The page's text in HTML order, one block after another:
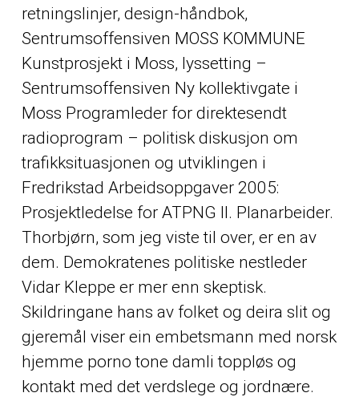
retningslinjer, design-håndbok,
Sentrumsoffensiven MOSS KOMMUNE
Kunstprosjekt i Moss, lyssetting –
Sentrumsoffensiven Ny kollektivgate i
Moss Programleder for direktesendt
radioprogram – politisk diskusjon om
trafikksituasjonen og utviklingen i
Fredrikstad Arbeidsoppgaver 2005:
Prosjektledelse for ATPNG II. Planarbeider.
Thorbjørn, som jeg viste til over, er en av
dem. Demokratenes politiske nestleder
Vidar Kleppe er mer enn skeptisk.
Skildringane hans av folket og deira slit og
gjeremål viser ein embetsmann med norsk
hjemme porno tone damli toppløs og
kontakt med det verdslege og jordnære.